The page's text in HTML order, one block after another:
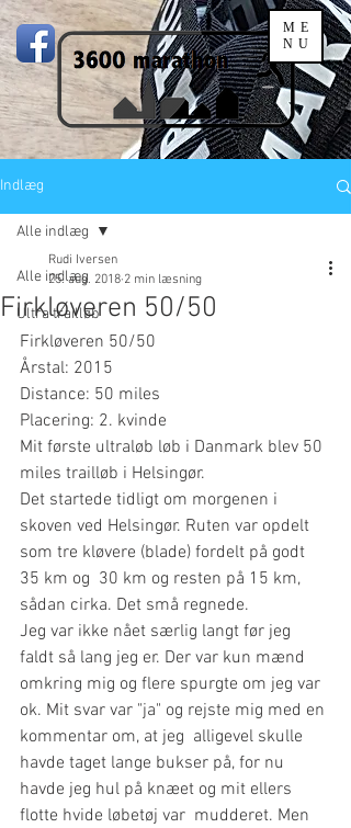
ME
NU
Indlæg
Alle indlæg
Ultra trailløb
Alle indlæg
Firkløveren 50/50
Rudi Iversen
25. aug. 2018 2 min læsning
Firkløveren 50/50
Årstal: 2015
Distance: 50 miles
Placering: 2. kvinde
Mit første ultraløb løb i Danmark blev 50
miles trailløb i Helsingør.
Det startede tidligt om morgenen i
skoven ved Helsingør. Ruten var opdelt
som tre kløvere (blade) fordelt på godt
35 km og  30 km og resten på 15 km,
sådan cirka. Det små regnede.
Jeg var ikke nået særlig langt før jeg
faldt så lang jeg er. Der var kun mænd
omkring mig og flere spurgte om jeg var
ok. Mit svar var "ja" og rejste mig med en
kommentar om, at jeg  alligevel skulle
havde taget lange bukser på, for nu
havde jeg hul på knæet og mit ellers
flotte hvide løbetøj var  mudderet. Men